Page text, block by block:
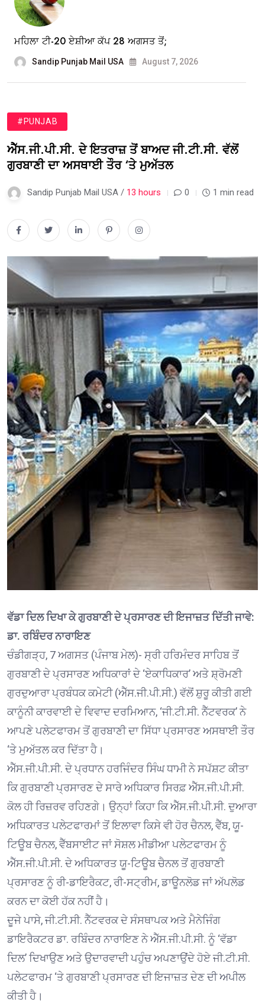
ਮਹਿਲਾ ਟੀ-20 ਏਸ਼ੀਆ ਕੱਪ 28 ਅਗਸਤ ਤੋਂ;
Sandip Punjab Mail USA August 7, 2026
#PUNJAB
ਐੱਸ.ਜੀ.ਪੀ.ਸੀ. ਦੇ ਇਤਰਾਜ਼ ਤੋਂ ਬਾਅਦ ਜੀ.ਟੀ.ਸੀ. ਵੱਲੋਂ
ਗੁਰਬਾਣੀ ਦਾ ਅਸਥਾਈ ਤੌਰ ‘ਤੇ ਮੁਅੱਤਲ
Sandip Punjab Mail USA / 13 hours 0 1 min read
ਵੱਡਾ ਦਿਲ ਦਿਖਾ ਕੇ ਗੁਰਬਾਣੀ ਦੇ ਪ੍ਰਸਾਰਣ ਦੀ ਇਜਾਜ਼ਤ ਦਿੱਤੀ ਜਾਵੇ:
ਡਾ. ਰਬਿੰਦਰ ਨਾਰਾਇਣ
ਚੰਡੀਗੜ੍ਹ, 7 ਅਗਸਤ (ਪੰਜਾਬ ਮੇਲ)- ਸ੍ਰੀ ਹਰਿਮੰਦਰ ਸਾਹਿਬ ਤੋਂ
ਗੁਰਬਾਣੀ ਦੇ ਪ੍ਰਸਾਰਣ ਅਧਿਕਾਰਾਂ ਦੇ ‘ਏਕਾਧਿਕਾਰ’ ਅਤੇ ਸ਼੍ਰੋਮਣੀ
ਗੁਰਦੁਆਰਾ ਪ੍ਰਬੰਧਕ ਕਮੇਟੀ (ਐੱਸ.ਜੀ.ਪੀ.ਸੀ.) ਵੱਲੋਂ ਸ਼ੁਰੂ ਕੀਤੀ ਗਈ
ਕਾਨੂੰਨੀ ਕਾਰਵਾਈ ਦੇ ਵਿਵਾਦ ਦਰਮਿਆਨ, ‘ਜੀ.ਟੀ.ਸੀ. ਨੈੱਟਵਰਕ’ ਨੇ
ਆਪਣੇ ਪਲੇਟਫਾਰਮ ਤੋਂ ਗੁਰਬਾਣੀ ਦਾ ਸਿੱਧਾ ਪ੍ਰਸਾਰਣ ਅਸਥਾਈ ਤੌਰ
‘ਤੇ ਮੁਅੱਤਲ ਕਰ ਦਿੱਤਾ ਹੈ।
ਐੱਸ.ਜੀ.ਪੀ.ਸੀ. ਦੇ ਪ੍ਰਧਾਨ ਹਰਜਿੰਦਰ ਸਿੰਘ ਧਾਮੀ ਨੇ ਸਪੱਸ਼ਟ ਕੀਤਾ
ਕਿ ਗੁਰਬਾਣੀ ਪ੍ਰਸਾਰਣ ਦੇ ਸਾਰੇ ਅਧਿਕਾਰ ਸਿਰਫ਼ ਐੱਸ.ਜੀ.ਪੀ.ਸੀ.
ਕੋਲ ਹੀ ਰਿਜ਼ਰਵ ਰਹਿਣਗੇ। ਉਨ੍ਹਾਂ ਕਿਹਾ ਕਿ ਐੱਸ.ਜੀ.ਪੀ.ਸੀ. ਦੁਆਰਾ
ਅਧਿਕਾਰਤ ਪਲੇਟਫਾਰਮਾਂ ਤੋਂ ਇਲਾਵਾ ਕਿਸੇ ਵੀ ਹੋਰ ਚੈਨਲ, ਵੈੱਬ, ਯੂ-
ਟਿਊਬ ਚੈਨਲ, ਵੈੱਬਸਾਈਟ ਜਾਂ ਸੋਸ਼ਲ ਮੀਡੀਆ ਪਲੇਟਫਾਰਮ ਨੂੰ
ਐੱਸ.ਜੀ.ਪੀ.ਸੀ. ਦੇ ਅਧਿਕਾਰਤ ਯੂ-ਟਿਊਬ ਚੈਨਲ ਤੋਂ ਗੁਰਬਾਣੀ
ਪ੍ਰਸਾਰਣ ਨੂੰ ਰੀ-ਡਾਇਰੈਕਟ, ਰੀ-ਸਟ੍ਰੀਮ, ਡਾਊਨਲੋਡ ਜਾਂ ਅੱਪਲੋਡ
ਕਰਨ ਦਾ ਕੋਈ ਹੱਕ ਨਹੀਂ ਹੈ।
ਦੂਜੇ ਪਾਸੇ, ਜੀ.ਟੀ.ਸੀ. ਨੈੱਟਵਰਕ ਦੇ ਸੰਸਥਾਪਕ ਅਤੇ ਮੈਨੇਜਿੰਗ
ਡਾਇਰੈਕਟਰ ਡਾ. ਰਬਿੰਦਰ ਨਾਰਾਇਣ ਨੇ ਐੱਸ.ਜੀ.ਪੀ.ਸੀ. ਨੂੰ ‘ਵੱਡਾ
ਦਿਲ’ ਦਿਖਾਉਣ ਅਤੇ ਉਦਾਰਵਾਦੀ ਪਹੁੰਚ ਅਪਣਾਉਂਦੇ ਹੋਏ ਜੀ.ਟੀ.ਸੀ.
ਪਲੇਟਫਾਰਮ ‘ਤੇ ਗੁਰਬਾਣੀ ਪ੍ਰਸਾਰਣ ਦੀ ਇਜਾਜ਼ਤ ਦੇਣ ਦੀ ਅਪੀਲ
ਕੀਤੀ ਹੈ।